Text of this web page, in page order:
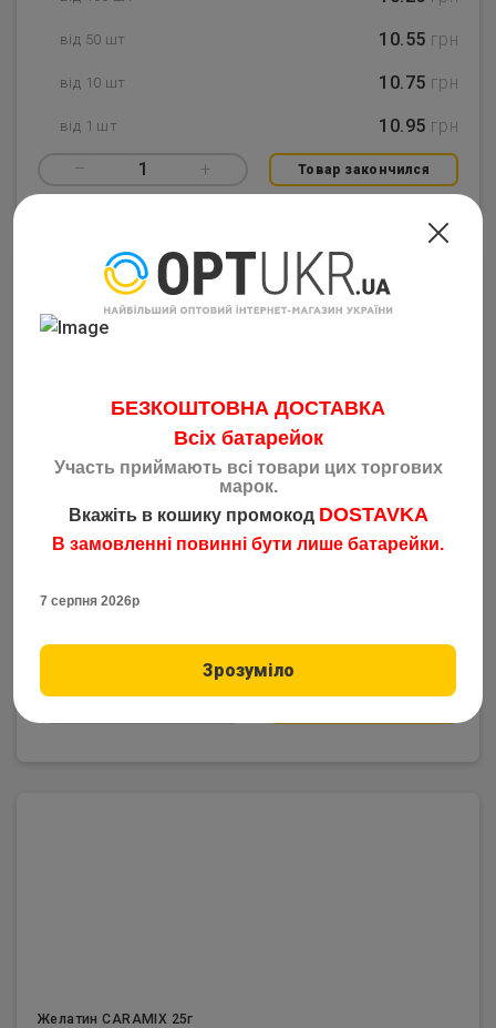
від 50 шт 10.55 грн
від 10 шт 10.75 грн
від 1 шт 10.95 грн
– 1 + Товар закончился
Желатин CARAMIX 15г
від 200 шт 7.95
Желатин CARAMIX 25г
БЕЗКОШТОВНА ДОСТАВКА
Всіх батарейок
Участь приймають всі товари цих торгових
марок.
Вкажіть в кошику промокод DOSTAVKA
В замовленні повинні бути лише батарейки.
7 серпня 2026р
Зрозуміло